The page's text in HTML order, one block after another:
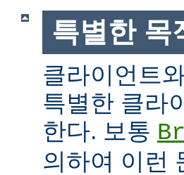
특별한 목
클라이언트
특별한 클라
한다. 보통
의하여 이런